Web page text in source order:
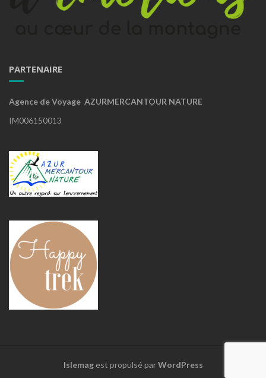
PARTENAIRE
Agence de Voyage AZURMERCANTOUR NATURE
IM006150013
Islemagest propulsé parWordPress